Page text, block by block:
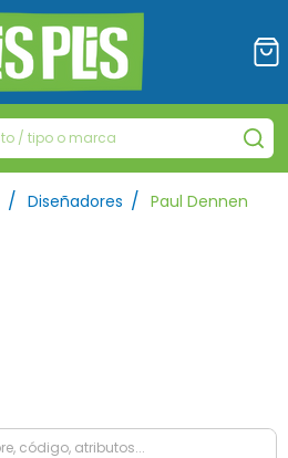
/ Diseñadores / Paul Dennen